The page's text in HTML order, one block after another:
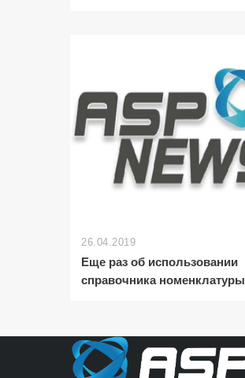
26.04.2019
Еще раз об использовании
справочника номенклатуры